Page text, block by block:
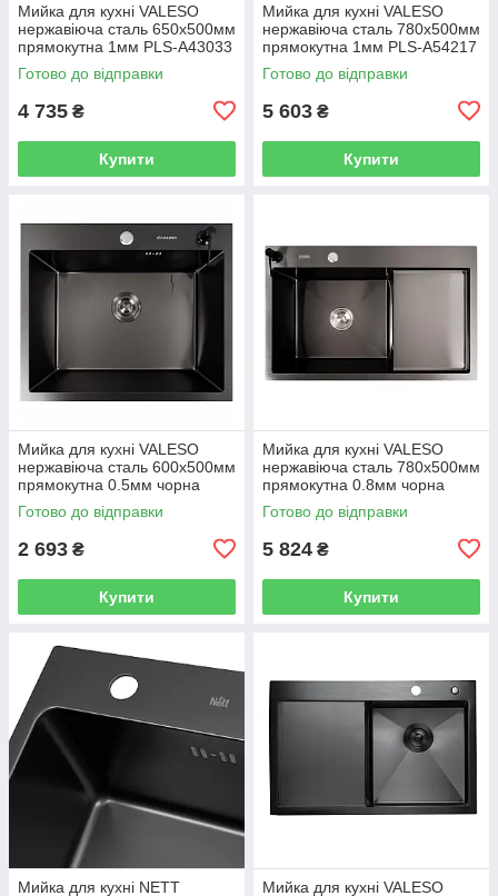
Мийка для кухні VALESO
нержавіюча сталь 650x500мм
прямокутна 1мм PLS-A43033
Готово до відправки
4 735 ₴
Купити
Мийка для кухні VALESO
нержавіюча сталь 780x500мм
прямокутна 1мм PLS-A54217
Готово до відправки
5 603 ₴
Купити
Мийка для кухні VALESO
нержавіюча сталь 600x500мм
прямокутна 0.5мм чорна
PLS-A44310
Готово до відправки
2 693 ₴
Купити
Мийка для кухні VALESO
нержавіюча сталь 780x500мм
прямокутна 0.8мм чорна
PLS-A43039
Готово до відправки
5 824 ₴
Купити
Мийка для кухні NETT
Мийка для кухні VALESO